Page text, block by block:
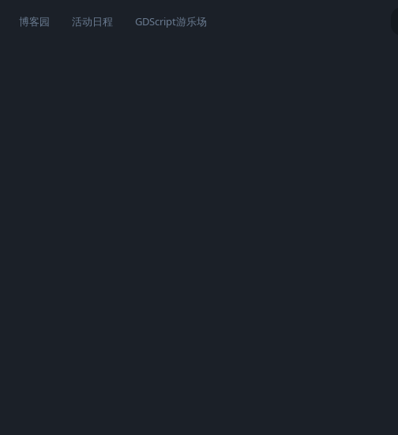
博客园 活动日程 GDScript游乐场